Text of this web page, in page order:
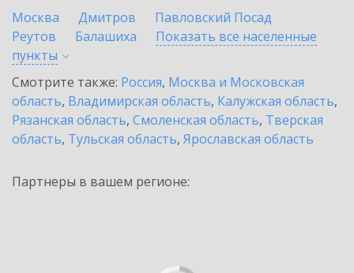
Москва
Дмитров
Павловский Посад
Реутов
Балашиха
Показать все населенные
пункты
Смотрите также: Россия, Москва и Московская
область, Владимирская область, Калужская область,
Рязанская область, Смоленская область, Тверская
область, Тульская область, Ярославская область
Партнеры в вашем регионе: